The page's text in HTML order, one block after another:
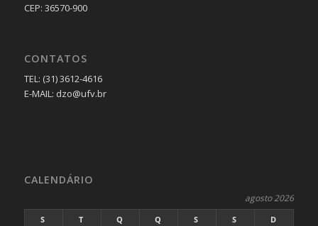
CEP: 36570-900
CONTATOS
TEL: (31) 3612-4616
E-MAIL: dzo@ufv.br
CALENDÁRIO
agosto 2026
S T Q Q S S D